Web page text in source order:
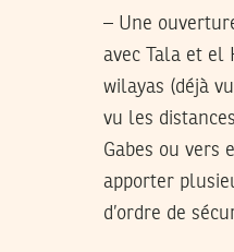
– Une
avec Tala et el
wilayas (déjà
vu les
Gabes ou vers
apporter
d’ordre de